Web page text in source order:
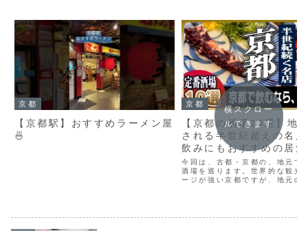
京都
【京都駅】おすすめラーメン屋
🍜
京都
【京都の酒場10選】地
される半世紀超えの名
飲みにもおすすめの居
今回は、古都・京都の、地元で
酒場を巡ります。世界的な観光
ージが強い京都ですが、地元の
ョンの豊富さ。例えば、中...
横スクロー
ルできます